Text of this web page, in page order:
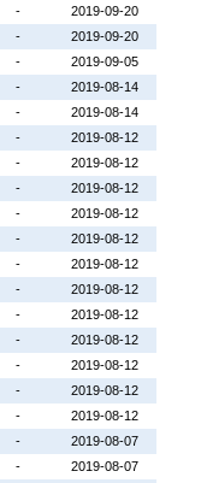
-
2019-09-20
-
2019-09-20
-
2019-09-05
-
2019-08-14
-
2019-08-14
-
2019-08-12
-
2019-08-12
-
2019-08-12
-
2019-08-12
-
2019-08-12
-
2019-08-12
-
2019-08-12
-
2019-08-12
-
2019-08-12
-
2019-08-12
-
2019-08-12
-
2019-08-12
-
2019-08-07
-
2019-08-07